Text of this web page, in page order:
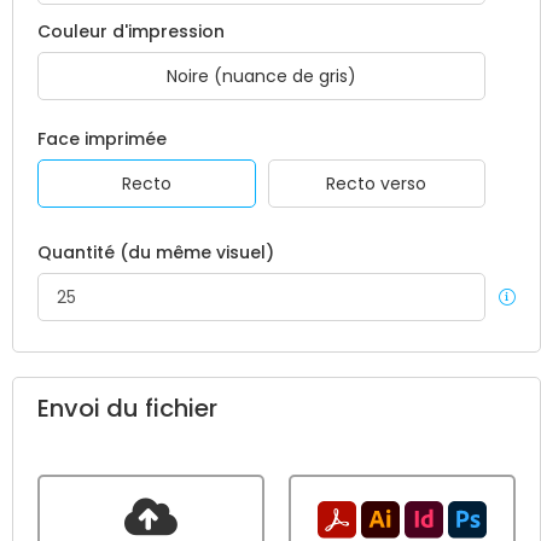
Couleur d'impression
Noire (nuance de gris)
Face imprimée
Recto
Recto verso
Quantité (du même visuel)
Envoi du fichier